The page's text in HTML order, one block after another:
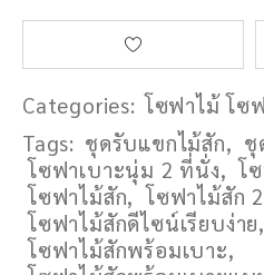
Categories: โซฟาไม้ โซ
Tags: ชุดรับแขกไม้สัก, ชุ
โซฟาเบาะนุ่ม 2 ที่นั่ง, โ
โซฟาไม้สัก, โซฟาไม้สัก
โซฟาไม้สักดีไซน์เรียบง่าย,
โซฟาไม้สักพร้อมเบาะ,